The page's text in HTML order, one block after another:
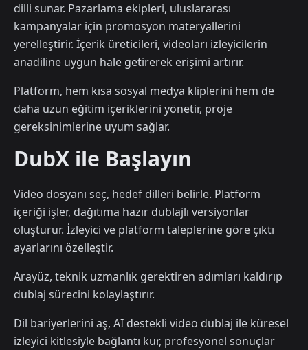
dilli sunar. Pazarlama ekipleri, uluslararası
kampanyalar için promosyon materyallerini
yerelleştirir. İçerik üreticileri, videoları izleyicilerin
anadiline uygun hale getirerek erişimi artırır.
Platform, hem kısa sosyal medya kliplerini hem de
daha uzun eğitim içeriklerini yönetir, proje
gereksinimlerine uyum sağlar.
DubX ile Başlayın
Video dosyanı seç, hedef dilleri belirle. Platform
içeriği işler, dağıtıma hazır dublajlı versiyonlar
oluşturur. İzleyici ve platform taleplerine göre çıktı
ayarlarını özelleştir.
Arayüz, teknik uzmanlık gerektiren adımları kaldırıp
dublaj sürecini kolaylaştırır.
Dil bariyerlerini aş, AI destekli video dublaj ile küresel
izleyici kitlesiyle bağlantı kur, profesyonel sonuçlar